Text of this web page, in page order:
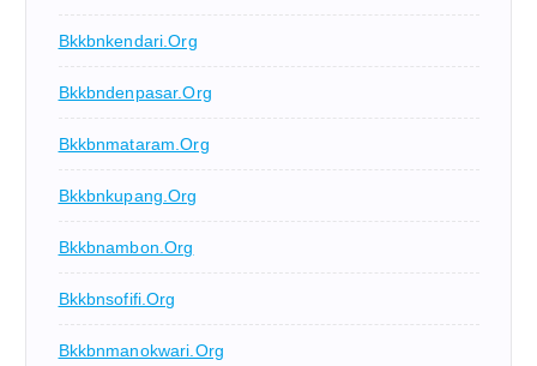
Bkkbnkendari.org
Bkkbndenpasar.org
Bkkbnmataram.org
Bkkbnkupang.org
Bkkbnambon.org
Bkkbnsofifi.org
Bkkbnmanokwari.org